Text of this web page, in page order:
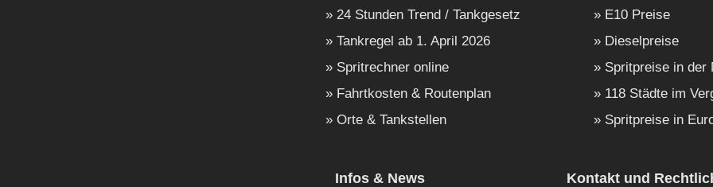
24 Stunden Trend / Tankgesetz
Tankregel ab 1. April 2026
Spritrechner online
Fahrtkosten & Routenplan
Orte & Tankstellen
E10 Preise
Dieselpreise
Spritpreise in der
118 Städte im
Spritpreise in
Infos & News Kontakt und